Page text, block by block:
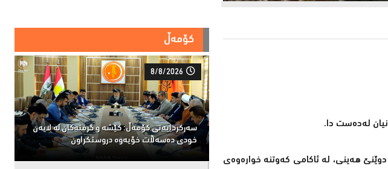
لەدەست دا.
هەینی، لە ئاكامی كەوتنە خوارەوەی
کۆمەڵ
8/8/2026
سەركردایەتی كۆمەڵ: كێشە و گرفتەكان لە لایەن
خودی دەسەڵات خۆیەوە دروستكراون